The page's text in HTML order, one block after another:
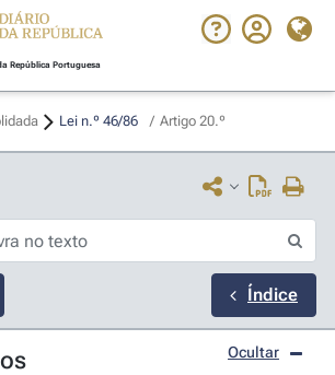
República Portuguesa
Lei n.º 46/86 / Artigo 20.º
Índice
Ocultar